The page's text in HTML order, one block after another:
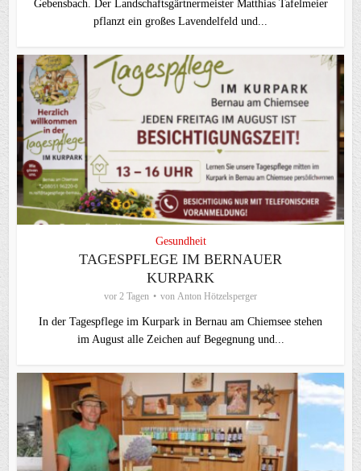
Gebensbach. Der Landschaftsgärtnermeister Matthias Tafelmeier
pflanzt ein großes Lavendelfeld und...
Gesundheit
TAGESPFLEGE IM BERNAUER
KURPARK
vor 2 Tagen von Anton Hötzelsperger
In der Tagespflege im Kurpark in Bernau am Chiemsee stehen
im August alle Zeichen auf Begegnung und...